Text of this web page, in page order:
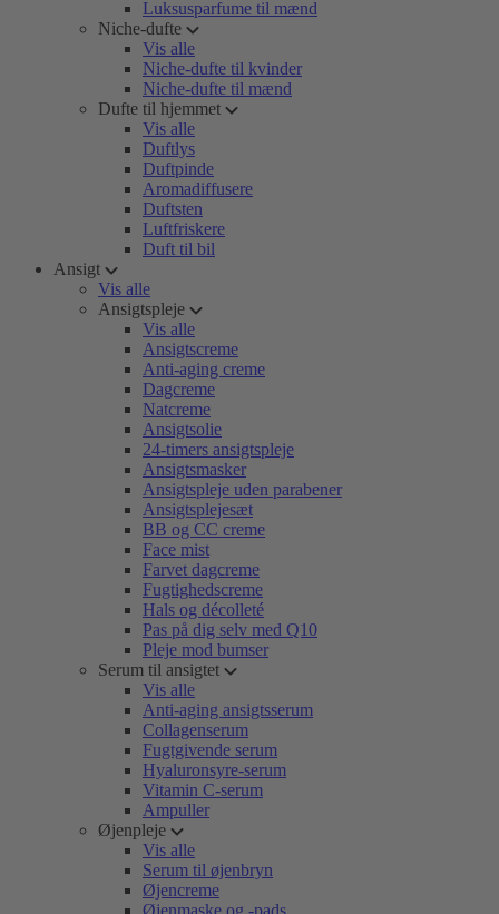
Luksusparfume til mænd
Niche-dufte
Vis alle
Niche-dufte til kvinder
Niche-dufte til mænd
Dufte til hjemmet
Vis alle
Duftlys
Duftpinde
Aromadiffusere
Duftsten
Luftfriskere
Duft til bil
Ansigt
Vis alle
Ansigtspleje
Vis alle
Ansigtscreme
Anti-aging creme
Dagcreme
Natcreme
Ansigtsolie
24-timers ansigtspleje
Ansigtsmasker
Ansigtspleje uden parabener
Ansigtsplejesæt
BB og CC creme
Face mist
Farvet dagcreme
Fugtighedscreme
Hals og décolleté
Pas på dig selv med Q10
Pleje mod bumser
Serum til ansigtet
Vis alle
Anti-aging ansigtsserum
Collagenserum
Fugtgivende serum
Hyaluronsyre-serum
Vitamin C-serum
Ampuller
Øjenpleje
Vis alle
Serum til øjenbryn
Øjencreme
Øjenmaske og -pads